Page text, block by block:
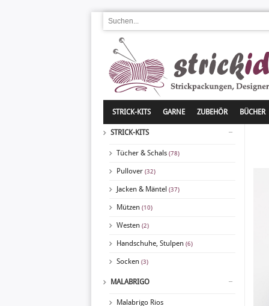
STRICK-KITS GARNE ZUBEHÖR BÜCHER
STRICK-KITS
Tücher & Schals (78)
Pullover (32)
Jacken & Mäntel (37)
Mützen (10)
Westen (2)
Handschuhe, Stulpen (6)
Socken (3)
MALABRIGO
Malabrigo Rios